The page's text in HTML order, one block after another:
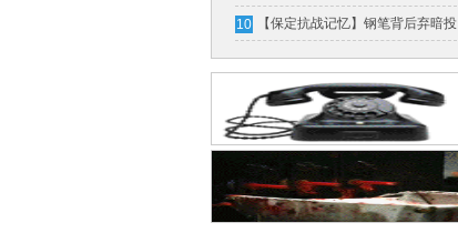
10 【保定抗战记忆】钢笔背后弃暗投
明的故事（图）